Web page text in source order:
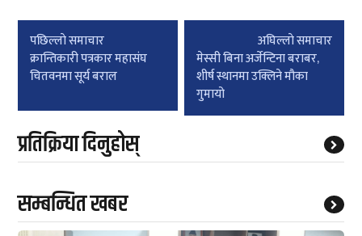
Post
navigation
पछिल्लाे समाचार
क्रान्तिकारी पत्रकार महासंघ
चितवनमा सूर्य बराल
अघिल्लाे समाचार
मेस्सी बिना अर्जेन्टिना बराबर,
शीर्ष स्थानमा उक्लिने मौका
गुमायो
प्रतिक्रिया दिनुहोस्
सम्बन्धित खबर